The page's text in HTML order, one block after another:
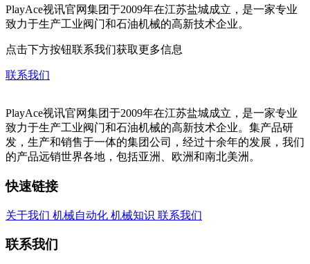
PlayAce视讯官网集团于2009年在江苏盐城成立，是一家专业
致力于生产工业阀门和石油机械的高新技术企业。
点击下方按钮联系我们获取更多信息
联系我们
PlayAce视讯官网集团于2009年在江苏盐城成立，是一家专业
致力于生产工业阀门和石油机械的高新技术企业。集产品研
发，生产和销售于一体的集团公司，经过十余年的发展，我们
的产品远销世界各地，包括亚洲、欧洲和南北美洲。
快速链接
关于我们 机械自动化 机械知识 联系我们
联系我们